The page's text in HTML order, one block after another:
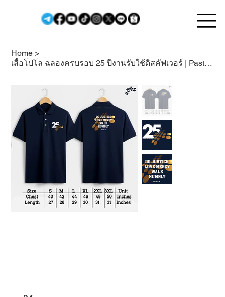
Home >
เสื้อโปโล ฉลองครบรอบ 25 ปีงานรับใช้ดิสคัฟเวอร์ | Pastor Steve Cioccolanti